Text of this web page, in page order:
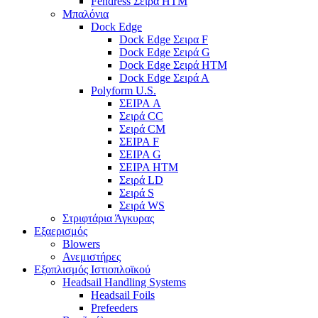
Μπαλόνια
Dock Edge
Dock Edge Σειρα F
Dock Edge Σειρά G
Dock Edge Σειρά HTM
Dock Edge Σειρά Α
Polyform U.S.
ΣΕΙΡΑ A
Σειρά CC
Σειρά CM
ΣΕΙΡΑ F
ΣΕΙΡΑ G
ΣΕΙΡΑ HTM
Σειρά LD
Σειρά S
Σειρά WS
Στριφτάρια Άγκυρας
Εξαερισμός
Blowers
Ανεμιστήρες
Εξοπλισμός Ιστιοπλοϊκού
Headsail Handling Systems
Headsail Foils
Prefeeders